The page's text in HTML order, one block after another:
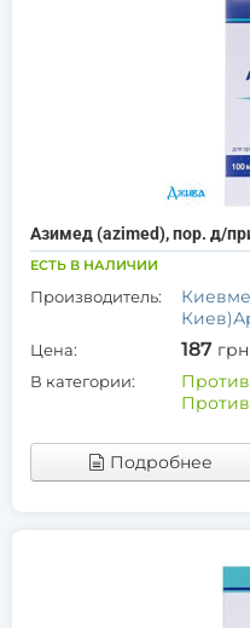
Азимед (azimed), пор. д/
ЕСТЬ В НАЛИЧИИ
Производитель:
Цена: 187 грн
В категории:
Подробнее